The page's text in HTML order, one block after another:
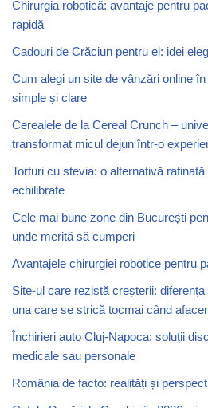
Chirurgia robotică: avantaje pentru
rapidă
Cadouri de Crăciun pentru el: idei
Cum alegi un site de vânzări online
simple și clare
Cerealele de la Cereal Crunch –
transformat micul dejun într-o
Torturi cu stevia: o alternativă
echilibrate
Cele mai bune zone din București
unde merită să cumperi
Avantajele chirurgiei robotice pentru
Site-ul care rezistă creșterii:
una care se strică tocmai când
Închirieri auto Cluj-Napoca: soluții
medicale sau personale
România de facto: realități și